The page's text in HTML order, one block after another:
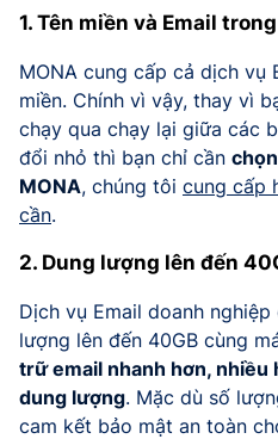
1. Tên miền và Email
MONA cung cấp cả dịch vụ
miền. Chính vì vậy, thay vì
chạy qua chạy lại giữa các
đổi nhỏ thì bạn chỉ cần
MONA, chúng tôi cung cấp
cần.
2. Dung lượng lên đến
Dịch vụ Email doanh
lượng lên đến 40GB cùng
trữ email nhanh hơn, nhiều
dung lượng. Mặc dù số
cam kết bảo mật an toàn